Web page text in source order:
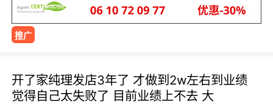
推广
开了家纯理发店3年了 才做到2w左右到业绩
觉得自己太失败了 目前业绩上不去 大